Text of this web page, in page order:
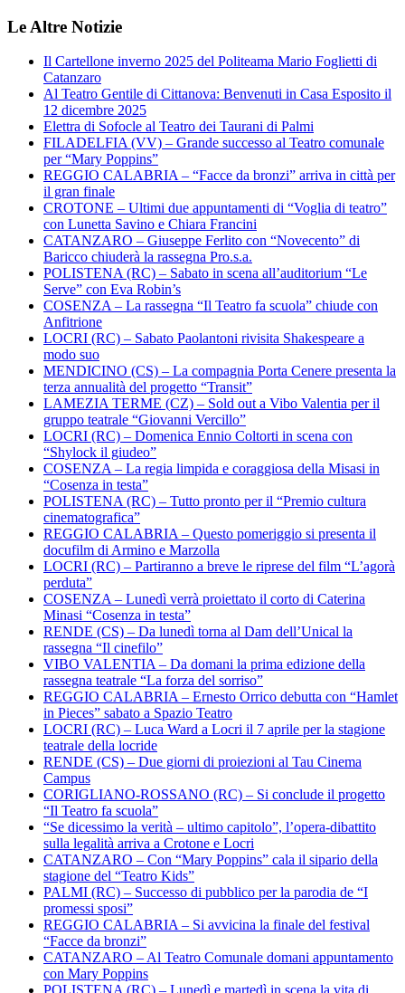
Le Altre Notizie
Il Cartellone inverno 2025 del Politeama Mario Foglietti di
Catanzaro
Al Teatro Gentile di Cittanova: Benvenuti in Casa Esposito il
12 dicembre 2025
Elettra di Sofocle al Teatro dei Taurani di Palmi
FILADELFIA (VV) – Grande successo al Teatro comunale
per “Mary Poppins”
REGGIO CALABRIA – “Facce da bronzi” arriva in città per
il gran finale
CROTONE – Ultimi due appuntamenti di “Voglia di teatro”
con Lunetta Savino e Chiara Francini
CATANZARO – Giuseppe Ferlito con “Novecento” di
Baricco chiuderà la rassegna Pro.s.a.
POLISTENA (RC) – Sabato in scena all’auditorium “Le
Serve” con Eva Robin’s
COSENZA – La rassegna “Il Teatro fa scuola” chiude con
Anfitrione
LOCRI (RC) – Sabato Paolantoni rivisita Shakespeare a
modo suo
MENDICINO (CS) – La compagnia Porta Cenere presenta la
terza annualità del progetto “Transit”
LAMEZIA TERME (CZ) – Sold out a Vibo Valentia per il
gruppo teatrale “Giovanni Vercillo”
LOCRI (RC) – Domenica Ennio Coltorti in scena con
“Shylock il giudeo”
COSENZA – La regia limpida e coraggiosa della Misasi in
“Cosenza in testa”
POLISTENA (RC) – Tutto pronto per il “Premio cultura
cinematografica”
REGGIO CALABRIA – Questo pomeriggio si presenta il
docufilm di Armino e Marzolla
LOCRI (RC) – Partiranno a breve le riprese del film “L’agorà
perduta”
COSENZA – Lunedì verrà proiettato il corto di Caterina
Minasi “Cosenza in testa”
RENDE (CS) – Da lunedì torna al Dam dell’Unical la
rassegna “Il cinefilo”
VIBO VALENTIA – Da domani la prima edizione della
rassegna teatrale “La forza del sorriso”
REGGIO CALABRIA – Ernesto Orrico debutta con “Hamlet
in Pieces” sabato a Spazio Teatro
LOCRI (RC) – Luca Ward a Locri il 7 aprile per la stagione
teatrale della locride
RENDE (CS) – Due giorni di proiezioni al Tau Cinema
Campus
CORIGLIANO-ROSSANO (RC) – Si conclude il progetto
“Il Teatro fa scuola”
“Se dicessimo la verità – ultimo capitolo”, l’opera-dibattito
sulla legalità arriva a Crotone e Locri
CATANZARO – Con “Mary Poppins” cala il sipario della
stagione del “Teatro Kids”
PALMI (RC) – Successo di pubblico per la parodia de “I
promessi sposi”
REGGIO CALABRIA – Si avvicina la finale del festival
“Facce da bronzi”
CATANZARO – Al Teatro Comunale domani appuntamento
con Mary Poppins